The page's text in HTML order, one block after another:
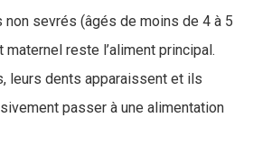
non sevrés (âgés de moins de 4 à 5
maternel reste l’aliment principal.
leurs dents apparaissent et ils
passer à une alimentation